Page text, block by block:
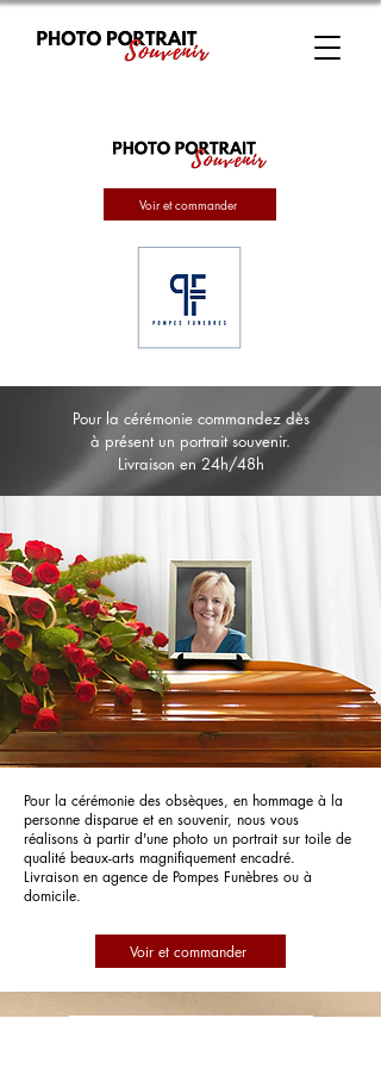
Voir et commander
Pour la cérémonie commandez dès
à présent un portrait souvenir.
Livraison en 24h/48h
Pour la cérémonie des obsèques, en hommage à la
personne disparue et en souvenir, nous vous
réalisons à partir d'une photo un portrait sur toile de
qualité beaux-arts magnifiquement encadré.
Livraison en agence de Pompes Funèbres ou à
domicile.
Voir et commander